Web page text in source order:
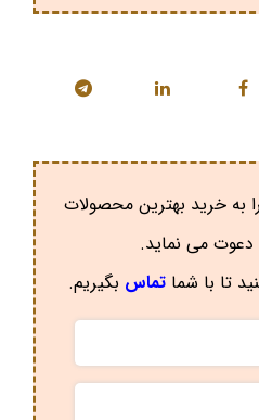
به خرید بهترین محصولات
می نماید.
تا با شماتماس بگیریم.